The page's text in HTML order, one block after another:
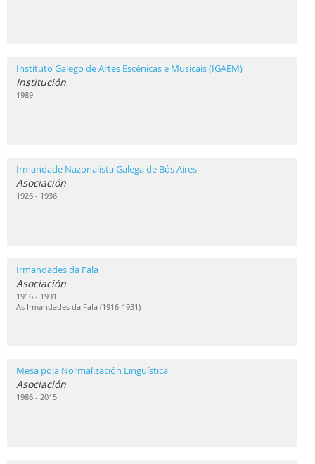
Instituto Galego de Artes Escénicas e Musicais (IGAEM)
Institución
1989
Irmandade Nazonalista Galega de Bós Aires
Asociación
1926 - 1936
Irmandades da Fala
Asociación
1916 - 1931
As Irmandades da Fala (1916-1931)
Mesa pola Normalización Lingüística
Asociación
1986 - 2015